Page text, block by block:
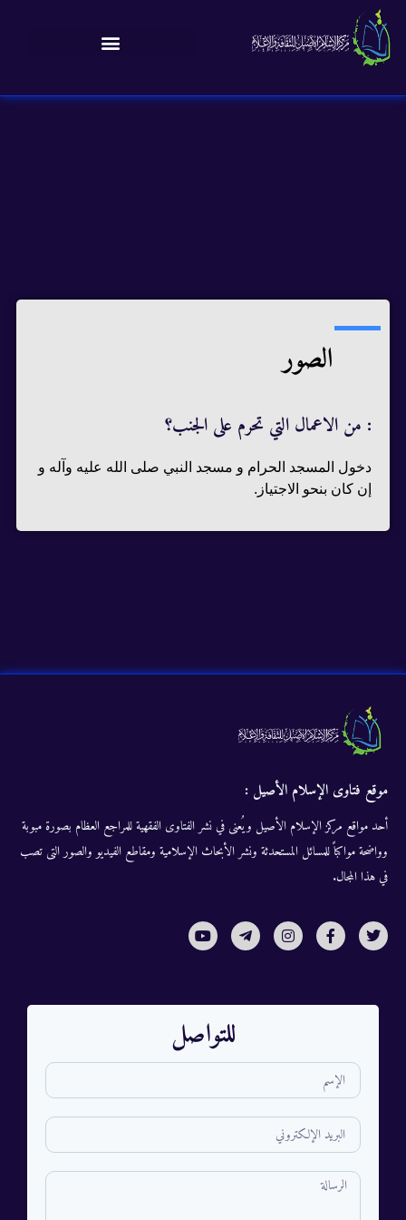
الصور
: من الاعمال التي تحرم على الجنب؟
دخول المسجد الحرام و مسجد النبي صلى الله عليه وآله و
إن كان بنحو الاجتياز.
موقع فتاوى الإسلام الأصيل :
أحد مواقع مركز الإسلام الأصيل ويُعنى في نشر الفتاوى الفقهية للمراجع العظام بصورة مبوبة
وواضحة مواكباً للمسائل المستحدثة ونشر الأبحاث الإسلامية ومقاطع الفيديو والصور التى تصب
في هذا المجال.
للتواصل